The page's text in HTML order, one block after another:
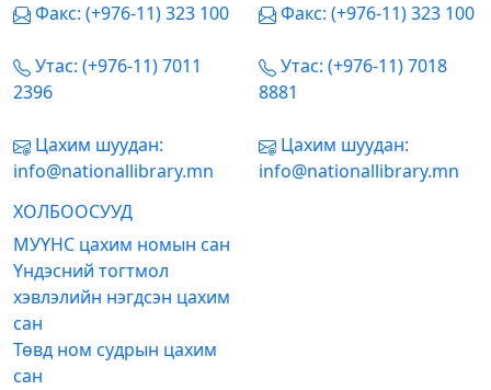
Факс: (+976-11) 323 100
Утас: (+976-11) 7011
2396
Цахим шуудан:
info@nationallibrary.mn
Факс: (+976-11) 323 100
Утас: (+976-11) 7018
8881
Цахим шуудан:
info@nationallibrary.mn
ХОЛБООСУУД
МУҮНС цахим номын сан
Үндэсний тогтмол
хэвлэлийн нэгдсэн цахим
сан
Төвд ном судрын цахим
сан